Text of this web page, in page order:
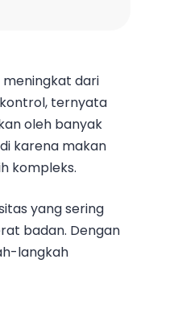
dari
ternyata
oleh banyak
karena makan
kompleks.
yang sering
badan. Dengan
langkah